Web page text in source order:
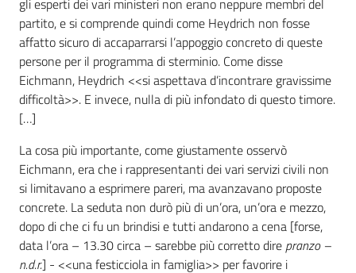
gli esperti dei vari ministeri non erano neppure membri del
partito, e si comprende quindi come Heydrich non fosse
affatto sicuro di accaparrarsi l’appoggio concreto di queste
persone per il programma di sterminio. Come disse
Eichmann, Heydrich <<si aspettava d’incontrare gravissime
difficoltà>>. E invece, nulla di più infondato di questo timore.
[…]
La cosa più importante, come giustamente osservò
Eichmann, era che i rappresentanti dei vari servizi civili non
si limitavano a esprimere pareri, ma avanzavano proposte
concrete. La seduta non durò più di un’ora, un’ora e mezzo,
dopo di che ci fu un brindisi e tutti andarono a cena [forse,
data l’ora – 13.30 circa – sarebbe più corretto dire pranzo –
n.d.r.] - <<una festicciola in famiglia>> per favorire i